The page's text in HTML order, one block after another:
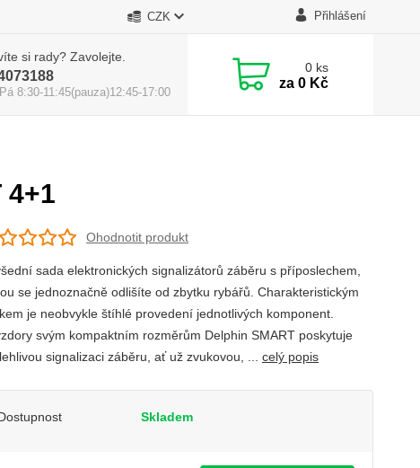
CZK Přihlášení
si rady? Zavolejte.
8:30-11:45(pauza)12:45-17:00
0 ks
za 0 Kč
4+1
Ohodnotit produkt
sada elektronických signalizátorů záběru s příposlechem,
se jednoznačně odlišíte od zbytku rybářů. Charakteristickým
je neobvykle štíhlé provedení jednotlivých komponent.
svým kompaktním rozměrům Delphin SMART poskytuje
signalizaci záběru, ať už zvukovou, ... celý popis
Skladem